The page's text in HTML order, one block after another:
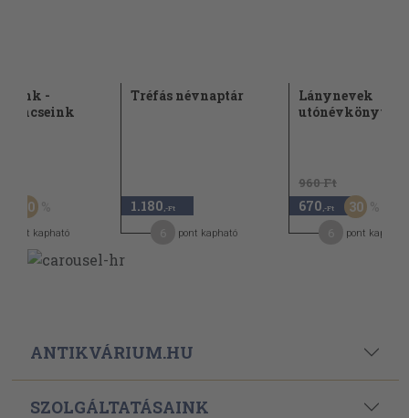
-
30
pont kapható
Tréfás névnaptár
1.180 ,-Ft
pont kapható
Lánynevek
utónévkönyve
960 Ft
670 ,-Ft 30
pont kapható
ANTIKVÁRIUM.HU
SZOLGÁLTATÁSAINK